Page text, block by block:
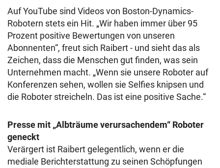
Auf YouTube sind Videos von Boston-Dynamics-
Robotern stets ein Hit. „Wir haben immer über 95
Prozent positive Bewertungen von unseren
Abonnenten“, freut sich Raibert - und sieht das als
Zeichen, dass die Menschen gut finden, was sein
Unternehmen macht. „Wenn sie unsere Roboter auf
Konferenzen sehen, wollen sie Selfies knipsen und
die Roboter streicheln. Das ist eine positive Sache.“
Presse mit „Albträume verursachendem“ Roboter
geneckt
Verärgert ist Raibert gelegentlich, wenn er die
mediale Berichterstattung zu seinen Schöpfungen